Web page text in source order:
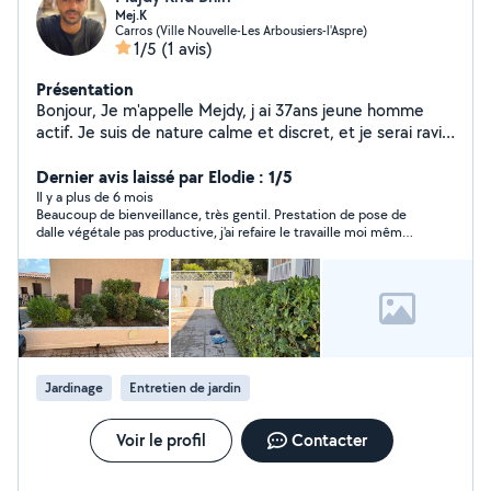
Mej.K
Carros (Ville Nouvelle-Les Arbousiers-l'Aspre)
1/5 (1 avis)
Présentation
Bonjour, Je m'appelle Mejdy, j ai 37ans jeune homme
actif. Je suis de nature calme et discret, et je serai ravi
Dernier avis laissé par Elodie : 1/5
Il y a plus de 6 mois
Beaucoup de bienveillance, très gentil. Prestation de pose de
dalle végétale pas productive, j'ai refaire le travaille moi même
Jardinage Entretien de jardin
Voir le profil Contacter